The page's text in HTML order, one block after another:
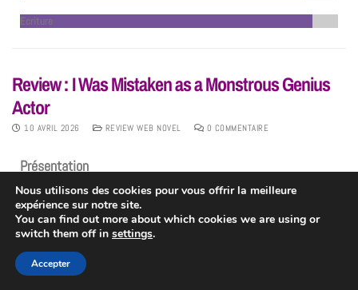
Ecriture
Review : I Was Mistaken as a Monstrous Genius
Actor
10 AVRIL 2026 REVIEW WEB NOVEL 0 COMMENTAIRE
Présentation
I Was Mistaken as a Monstrous Genius Actor est unWeb Novel
corréen écrit par 장탄. L’histoire se compose de
est terminé.
La quatrième de couverture
Nous utilisons des cookies pour vous offrir la meilleure
expérience sur notre site.
You can find out more about which cookies we are using or
switch them off in settings.
Accepter